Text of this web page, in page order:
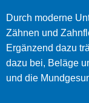
Durch moderne
Zähnen und
Ergänzend dazu
dazu bei, Beläge
und die